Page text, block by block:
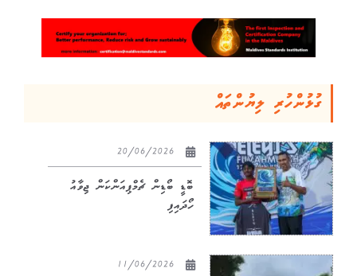
ގުޅުންހުރި ލިޔުންތައް
ބޮޑީ ބޯޑިން ޗެމްޕިއަންކަން ޖިވާއު
ހޯދައިފި